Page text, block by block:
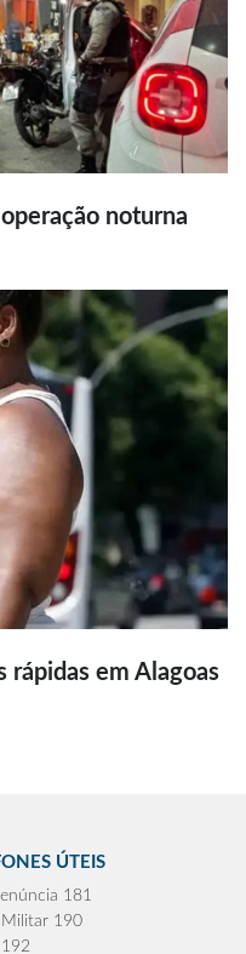
noturna
rápidas em Alagoas
ÚTEIS
181
Militar 190